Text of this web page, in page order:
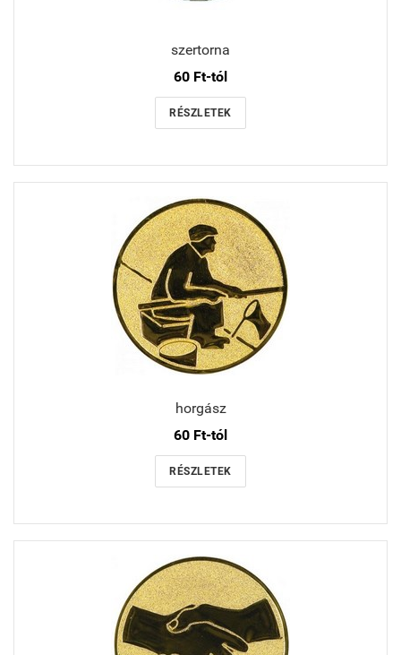
szertorna
60 Ft-tól
RÉSZLETEK
horgász
60 Ft-tól
RÉSZLETEK